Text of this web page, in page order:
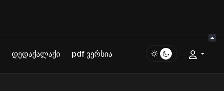
დედაქალაქი pdf ვერსია